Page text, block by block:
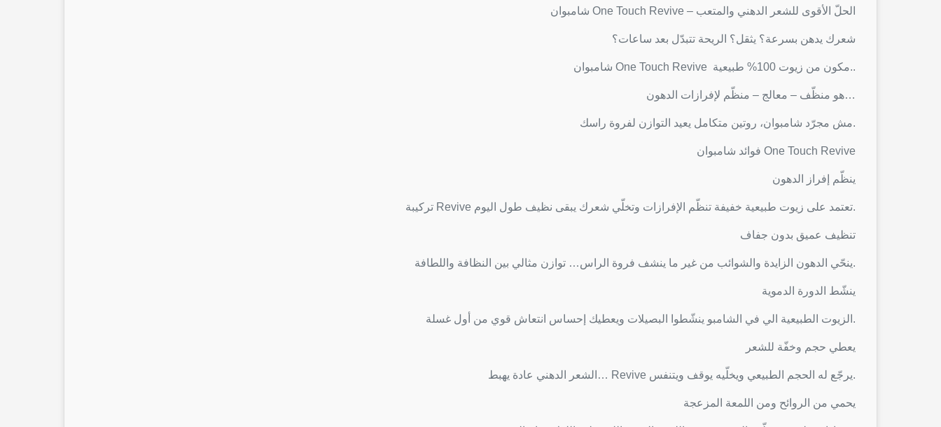
شامبوان One Touch Revive – الحلّ الأقوى للشعر الدهني والمتعب
شعرك يدهن بسرعة؟ يثقل؟ الريحة تتبدّل بعد ساعات؟
شامبوان One Touch Revive مكون من زيوت 100% طبيعية..
هو منظّف – معالج – منظّم لإفرازات الدهون…
مش مجرّد شامبوان، روتين متكامل يعيد التوازن لفروة راسك.
فوائد شامبوان One Touch Revive
ينظّم إفراز الدهون
تركيبة Revive تعتمد على زيوت طبيعية خفيفة تنظّم الإفرازات وتخلّي شعرك يبقى نظيف طول اليوم.
تنظيف عميق بدون جفاف
ينحّي الدهون الزايدة والشوائب من غير ما ينشف فروة الراس… توازن مثالي بين النظافة واللطافة.
ينشّط الدورة الدموية
الزيوت الطبيعية الي في الشامبو ينشّطوا البصيلات ويعطيك إحساس انتعاش قوي من أول غسلة.
يعطي حجم وخفّة للشعر
الشعر الدهني عادة يهبط… Revive يرجّع له الحجم الطبيعي ويخلّيه يوقف ويتنفس.
يحمي من الروائح ومن اللمعة المزعجة